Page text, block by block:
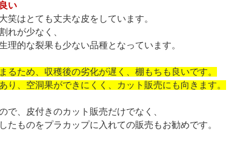
い
笑はとても丈夫な皮をしています。
れが少なく、
理的な裂果も少ない品種となっています。
るため、収穫後の劣化が遅く、棚もちも良いです。
り、空洞果ができにくく、カット販売にも向きます。
で、皮付きのカット販売だけでなく、
たものをプラカップに入れての販売もお勧めです。